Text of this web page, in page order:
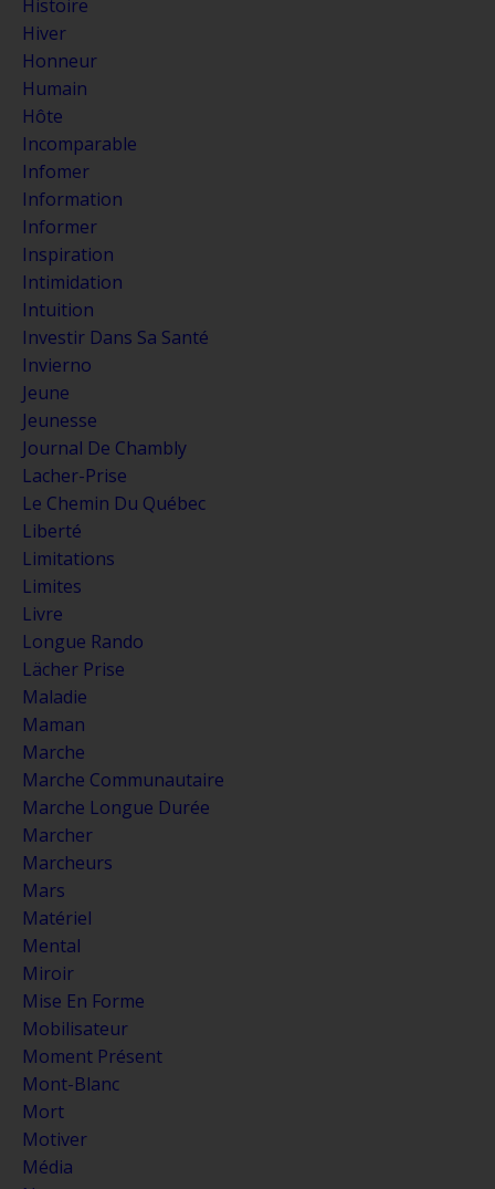
Histoire
Hiver
Honneur
Humain
Hôte
Incomparable
Infomer
Information
Informer
Inspiration
Intimidation
Intuition
Investir Dans Sa Santé
Invierno
Jeune
Jeunesse
Journal De Chambly
Lacher-Prise
Le Chemin Du Québec
Liberté
Limitations
Limites
Livre
Longue Rando
Lächer Prise
Maladie
Maman
Marche
Marche Communautaire
Marche Longue Durée
Marcher
Marcheurs
Mars
Matériel
Mental
Miroir
Mise En Forme
Mobilisateur
Moment Présent
Mont-Blanc
Mort
Motiver
Média